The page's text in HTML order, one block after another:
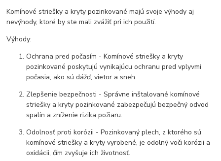
Komínové striešky a kryty pozinkované majú svoje výhody aj
nevýhody, ktoré by ste mali zvážiť pri ich použití.
Výhody:
Ochrana pred počasím - Komínové striešky a kryty
pozinkované poskytujú vynikajúcu ochranu pred vplyvmi
počasia, ako sú dážď, vietor a sneh.
Zlepšenie bezpečnosti - Správne inštalované komínové
striešky a kryty pozinkované zabezpečujú bezpečný odvod
spalín a zníženie rizika požiaru.
Odolnosť proti korózii - Pozinkovaný plech, z ktorého sú
komínové striešky a kryty vyrobené, je odolný voči korózii a
oxidácii, čím zvyšuje ich životnosť.